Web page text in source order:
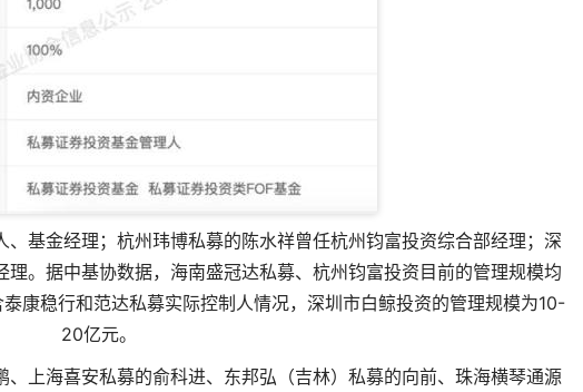
基金经理；杭州玮博私募的陈水祥曾任杭州钧富投资综合部经理；深
。据中基协数据，海南盛冠达私募、杭州钧富投资目前的管理规模均
康稳行和范达私募实际控制人情况，深圳市白鲸投资的管理规模为10-
20亿元。
上海喜安私募的俞科进、东邦弘（吉林）私募的向前、珠海横琴通源